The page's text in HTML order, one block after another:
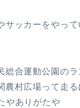
サッカーをやっ
総合運動公園の
農村広場って走
やありがたや